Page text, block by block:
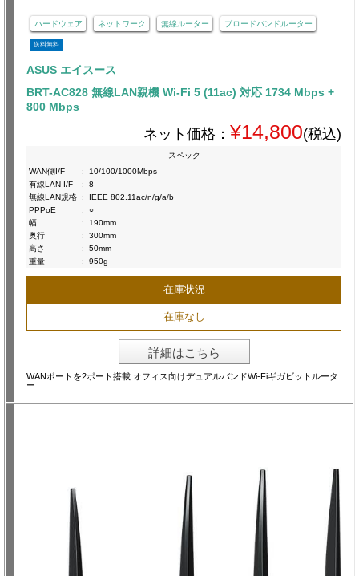
ハードウェア ネットワーク 無線ルーター ブロードバンドルーター
送料無料
ASUS エイスース
BRT-AC828 無線LAN親機 Wi-Fi 5 (11ac) 対応 1734 Mbps +
800 Mbps
ネット価格： ¥14,800(税込)
スペック
WAN側I/F
:
10/100/1000Mbps
有線LAN I/F
:
8
無線LAN規格 :
IEEE 802.11ac/n/g/a/b
PPPoE
:
○
幅
:
190mm
奥行
:
300mm
高さ
:
50mm
重量
: 950g
在庫状況
在庫なし
詳細はこちら
WANポートを2ポート搭載 オフィス向けデュアルバンドWi-Fiギガビットルータ
ー